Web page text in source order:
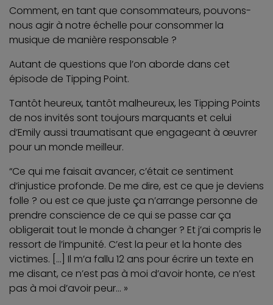
Comment, en tant que consommateurs, pouvons-
nous agir à notre échelle pour consommer la
musique de manière responsable ?
Autant de questions que l’on aborde dans cet
épisode de Tipping Point.
Tantôt heureux, tantôt malheureux, les Tipping Points
de nos invités sont toujours marquants et celui
d’Emily aussi traumatisant que engageant à œuvrer
pour un monde meilleur.
“Ce qui me faisait avancer, c’était ce sentiment
d’injustice profonde. De me dire, est ce que je deviens
folle ? ou est ce que juste ça n’arrange personne de
prendre conscience de ce qui se passe car ça
obligerait tout le monde à changer ? Et j’ai compris le
ressort de l’impunité. C’est la peur et la honte des
victimes. […] Il m’a fallu 12 ans pour écrire un texte en
me disant, ce n’est pas à moi d’avoir honte, ce n’est
pas à moi d’avoir peur… »